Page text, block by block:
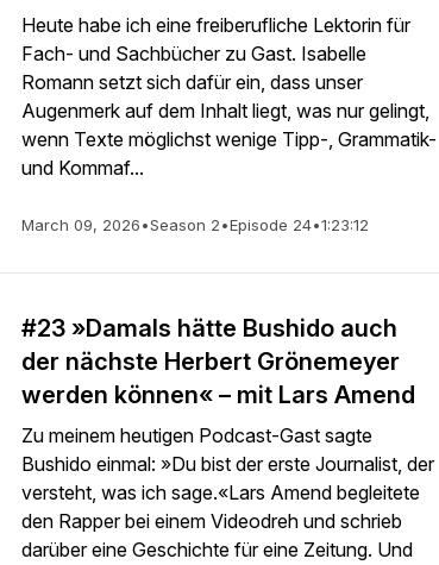
Heute habe ich eine freiberufliche Lektorin für
Fach- und Sachbücher zu Gast. Isabelle
Romann setzt sich dafür ein, dass unser
Augenmerk auf dem Inhalt liegt, was nur gelingt,
wenn Texte möglichst wenige Tipp-, Grammatik-
und Kommaf...
March 09, 2026•Season 2•Episode 24•1:23:12
#23 »Damals hätte Bushido auch
der nächste Herbert Grönemeyer
werden können« – mit Lars Amend
Zu meinem heutigen Podcast-Gast sagte
Bushido einmal: »Du bist der erste Journalist, der
versteht, was ich sage.«Lars Amend begleitete
den Rapper bei einem Videodreh und schrieb
darüber eine Geschichte für eine Zeitung. Und